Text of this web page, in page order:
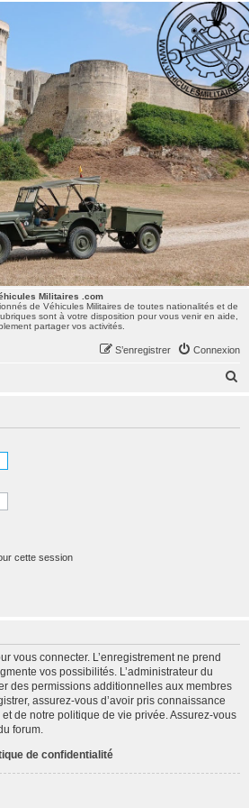
.com
de Véhicules Militaires de toutes nationalités et de
sont à votre disposition pour vous venir en aide,
Militaires .com
de Véhicules Militaires de toutes nationalités et de
sont à votre disposition pour vous venir en aide,
partager vos activités.
Connexion
S’enregistrer
cette session
vous connecter. L’enregistrement ne prend
vos possibilités. L’administrateur du
des permissions additionnelles aux membres
assurez-vous d’avoir pris connaissance
de notre politique de vie privée. Assurez-vous
forum.
de confidentialité